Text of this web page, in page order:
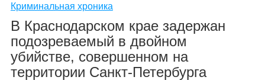
Криминальная хроника
В Краснодарском крае задержан
подозреваемый в двойном
убийстве, совершенном на
территории Санкт-Петербурга